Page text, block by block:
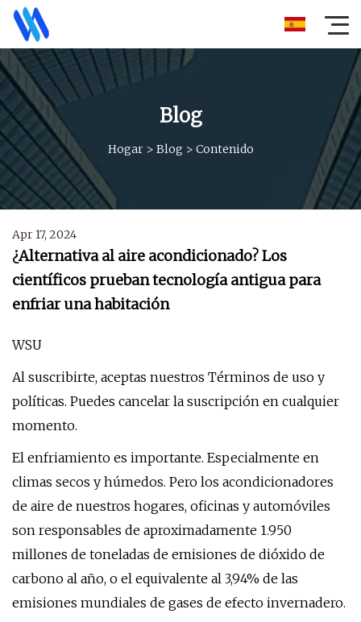
Blog
Hogar> Blog > Contenido
Apr 17, 2024
¿Alternativa al aire acondicionado? Los
científicos prueban tecnología antigua para
enfriar una habitación
WSU
Al suscribirte, aceptas nuestros Términos de uso y
políticas. Puedes cancelar la suscripción en cualquier
momento.
El enfriamiento es importante. Especialmente en
climas secos y húmedos. Pero los acondicionadores
de aire de nuestros hogares, oficinas y automóviles
son responsables de aproximadamente 1.950
millones de toneladas de emisiones de dióxido de
carbono al año, o el equivalente al 3,94% de las
emisiones mundiales de gases de efecto invernadero.